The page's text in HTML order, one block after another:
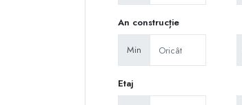
An construcție
Min
Etaj